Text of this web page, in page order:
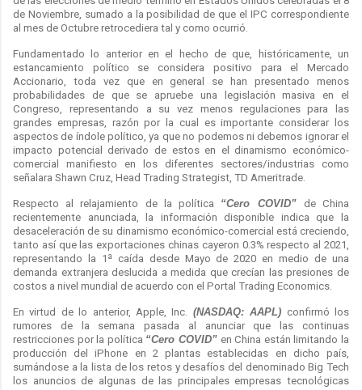
de Noviembre, sumado a la posibilidad de que el IPC correspondiente
al mes de Octubre retrocediera tal y como ocurrió.
Fundamentado lo anterior en el hecho de que, históricamente, un
estancamiento político se considera positivo para el Mercado
Accionario, toda vez que en general se han presentado menos
probabilidades de que se apruebe una legislación masiva en el
Congreso, representando a su vez menos regulaciones para las
grandes empresas, razón por la cual es importante considerar los
aspectos de índole político, ya que no podemos ni debemos ignorar el
impacto potencial derivado de estos en el dinamismo económico-
comercial manifiesto en los diferentes sectores/industrias como
señalara Shawn Cruz, Head Trading Strategist, TD Ameritrade.
Respecto al relajamiento de la política “Cero COVID” de China
recientemente anunciada, la información disponible indica que la
desaceleración de su dinamismo económico-comercial está creciendo,
tanto así que las exportaciones chinas cayeron 0.3% respecto al 2021,
representando la 1ª caída desde Mayo de 2020 en medio de una
demanda extranjera deslucida a medida que crecían las presiones de
costos a nivel mundial de acuerdo con el Portal Trading Economics.
En virtud de lo anterior, Apple, Inc. (NASDAQ: AAPL) confirmó los
rumores de la semana pasada al anunciar que las continuas
restricciones por la política “Cero COVID” en China están limitando la
producción del iPhone en 2 plantas establecidas en dicho país,
sumándose a la lista de los retos y desafíos del denominado Big Tech
los anuncios de algunas de las principales empresas tecnológicas